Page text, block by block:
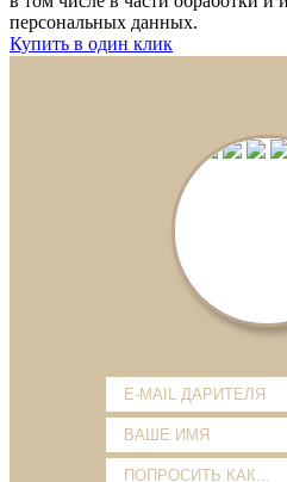
персональных данных.
Купить в один клик